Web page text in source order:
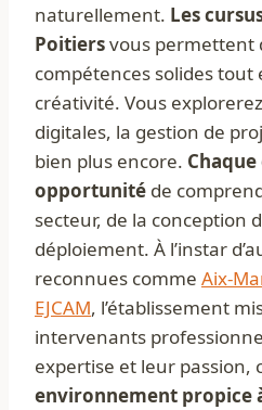
naturellement. Les
Poitiersvous permettent
compétences solides
créativité. Vous
digitales, la gestion de
bien plus encore.
opportunité de
secteur, de la conception
déploiement. À l’instar
reconnues comme Aix-
EJCAM, l’établissement
intervenants
expertise et leur passion,
environnement propice